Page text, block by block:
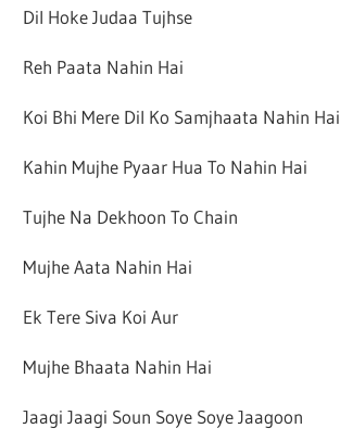
Dil Hoke Judaa Tujhse
Reh Paata Nahin Hai
Koi Bhi Mere Dil Ko Samjhaata Nahin Hai
Kahin Mujhe Pyaar Hua To Nahin Hai
Tujhe Na Dekhoon To Chain
Mujhe Aata Nahin Hai
Ek Tere Siva Koi Aur
Mujhe Bhaata Nahin Hai
Jaagi Jaagi Soun Soye Soye Jaagoon